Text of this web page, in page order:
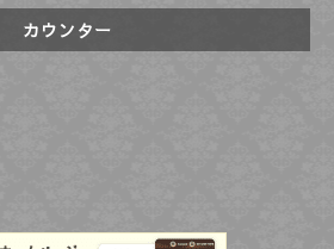
カウンター